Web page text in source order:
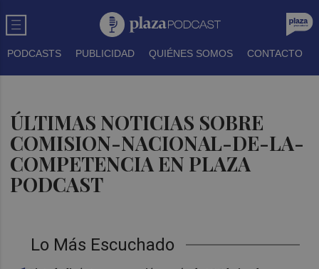
PODCASTS PUBLICIDAD QUIÉNES SOMOS CONTACTO
ÚLTIMAS NOTICIAS SOBRE
COMISION-NACIONAL-DE-LA-
COMPETENCIA EN PLAZA
PODCAST
Lo Más Escuchado